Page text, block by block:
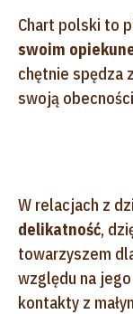
Chart polski to
swoim
chętnie spędza
swoją
W relacjach z
delikatność,
towarzyszem
względu na
kontakty z